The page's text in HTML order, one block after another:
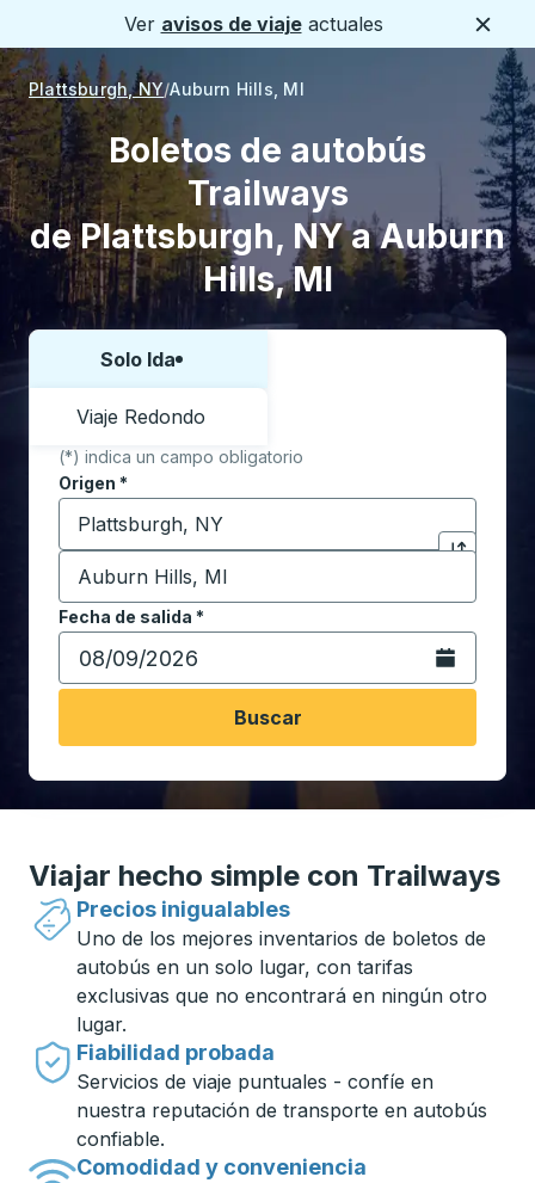
Ver avisos de viajeactuales
Plattsburgh, NY Auburn Hills, MI
Boletos de autobús
Trailways
de Plattsburgh, NY a Auburn
Hills, MI
Elija una forma o viaje de ida y vuelta:
Solo Ida
Viaje Redondo
(*) indica un campo obligatorio
Origen *
Comience a escribir la ciudad de origen para abrir
Haga clic
Destino*
Comience a escribir la ciudad de destino para
Fecha de salida *
Escriba la fecha en formato de fecha Barra diagonal
Abra el
Buscar
Viajar hecho simple con Trailways
Precios inigualables
Uno de los mejores inventarios de boletos de
autobús en un solo lugar, con tarifas
exclusivas que no encontrará en ningún otro
lugar.
Fiabilidad probada
Servicios de viaje puntuales - confíe en
nuestra reputación de transporte en autobús
confiable.
Comodidad y conveniencia